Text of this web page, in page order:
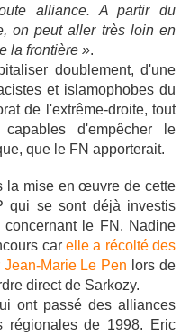
alliance. A partir du
on peut aller très loin en
la frontière ».
doublement, d'une
et islamophobes du
de l'extrême-droite, tout
d'empêcher le
que le FN apporterait.
la mise en œuvre de cette
qui se sont déjà investis
le FN. Nadine
car elle a récolté des
Marie Le Pen lors de
direct de Sarkozy.
ont passé des alliances
de 1998. Eric